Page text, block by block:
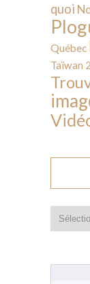
quoi
Québec
Taïwan